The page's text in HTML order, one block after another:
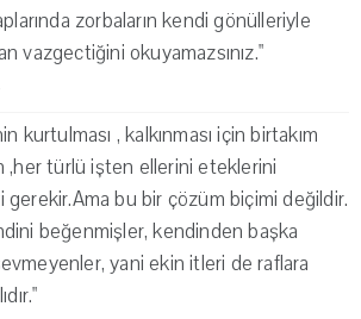
zorbaların kendi gönülleriyle
vazgectiğini okuyamazsınız."
kurtulması , kalkınması için birtakım
,her türlü işten ellerini eteklerini
gerekir.Ama bu bir çözüm biçimi değildir.
beğenmişler, kendinden başka
yani ekin itleri de raflara